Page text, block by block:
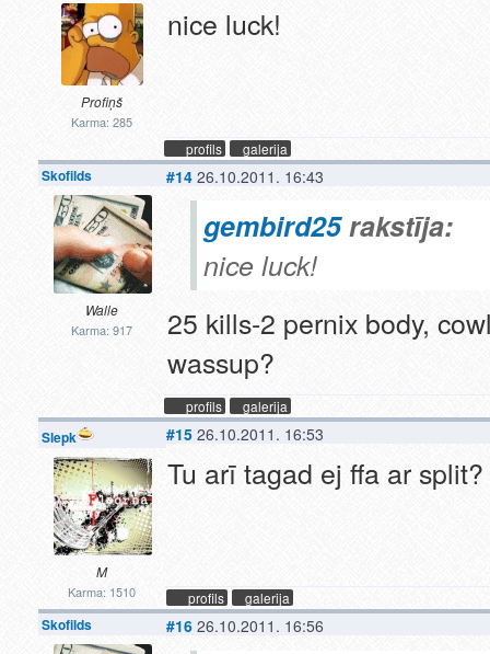
Profiņš
Karma: 285
nice luck!
profils galerija
Skofilds
Walle
Karma: 917
#14 26.10.2011. 16:43
gembird25rakstīja:
nice luck!
25 kills-2 pernix body,
wassup?
profils galerija
Slepk
M
Karma: 1510
#15 26.10.2011. 16:53
Tu arī tagad ej ffa ar split?
profils galerija
Skofilds #16 26.10.2011. 16:56